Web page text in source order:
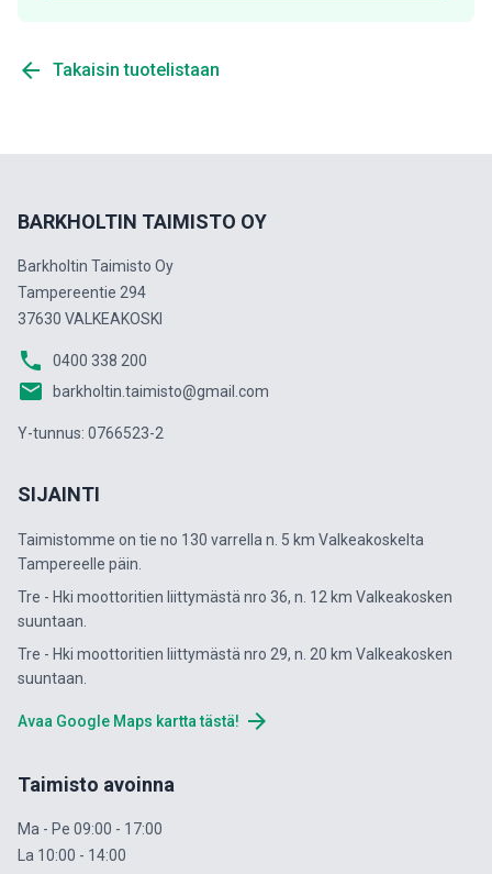
arrow_back Takaisin tuotelistaan
BARKHOLTIN TAIMISTO OY
Barkholtin Taimisto Oy
Tampereentie 294
37630 VALKEAKOSKI
phone 0400 338 200
email barkholtin.taimisto@gmail.com
Y-tunnus: 0766523-2
SIJAINTI
Taimistomme on tie no 130 varrella n. 5 km Valkeakoskelta
Tampereelle päin.
Tre - Hki moottoritien liittymästä nro 36, n. 12 km Valkeakosken
suuntaan.
Tre - Hki moottoritien liittymästä nro 29, n. 20 km Valkeakosken
suuntaan.
Avaa Google Maps kartta tästä! arrow_forward
Taimisto avoinna
Ma - Pe 09:00 - 17:00
La 10:00 - 14:00